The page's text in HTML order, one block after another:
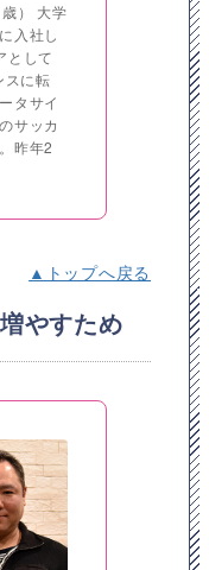
） 大学
入社し
として
スに転
タサイ
サッカ
昨年2
▲トップへ戻る
やすため